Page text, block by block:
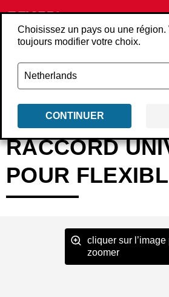
Choisissez un pays ou une région.
toujours modifier votre choix.
CONTINUER
Retour Produits Accessoires
RACCORD
POUR
cliquer sur l’image
zoomer